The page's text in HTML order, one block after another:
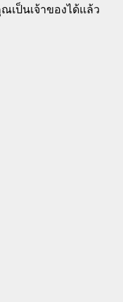
ป็นเจ้าของได้แล้ว